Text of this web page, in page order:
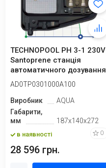
TECHNOPOOL PН 3-1 230V
Santoprene станція
автоматичного дозування
AD0TP0301000A100
Виробник
AQUA
Габарити,
мм
187х140х272
в наявності 0
28 596 грн.